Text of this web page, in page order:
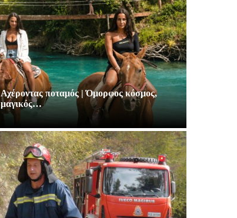
Αχέροντας ποταμός | Όμορφος κόσμος,
μαγικός…